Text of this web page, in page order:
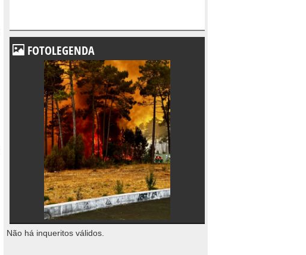
FOTOLEGENDA
Não há inqueritos válidos.